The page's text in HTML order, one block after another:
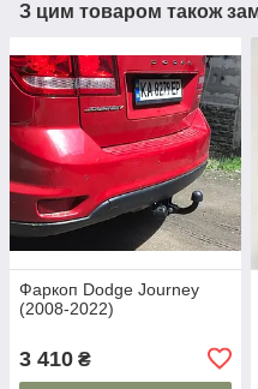
З цим товаром також
Фаркоп Dodge Journey
(2008-2022)
3 410 ₴